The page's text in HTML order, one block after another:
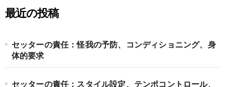
最近の投稿
セッターの責任：怪我の予防、コンディショニング、身
体的要求
セッターの責任：スタイル設定、テンポコントロール、